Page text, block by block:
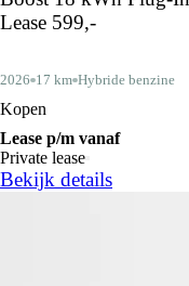
Lease 599,-
2026 17 km Hybride benzine
Kopen
Lease p/m vanaf
Private lease
Bekijk details